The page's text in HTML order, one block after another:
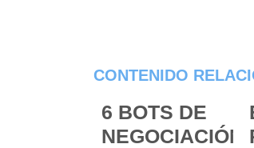
CONTENIDO
6 BOTS DE
NEGOCIACIÓN